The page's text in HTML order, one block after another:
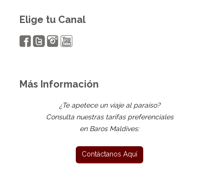
Elige tu Canal
Más Información
¿Te apetece un viaje al paraíso?
Consulta nuestras tarifas preferenciales
en Baros Maldives: